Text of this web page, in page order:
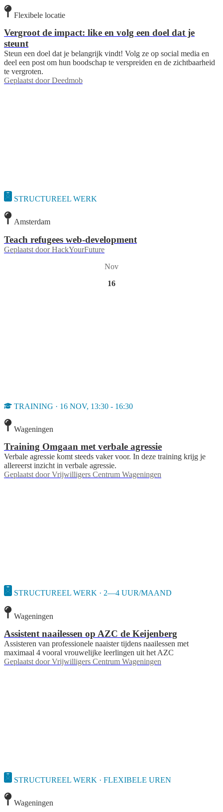
Flexibele locatie
Vergroot de impact: like en volg een doel dat je
steunt
Steun een doel dat je belangrijk vindt! Volg ze op social media en
deel een post om hun boodschap te verspreiden en de zichtbaarheid
te vergroten.
Geplaatst door Deedmob
STRUCTUREEL WERK
Amsterdam
Teach refugees web-development
Geplaatst door HackYourFuture
Nov
16
TRAINING · 16 NOV, 13:30 - 16:30
Wageningen
Training Omgaan met verbale agressie
Verbale agressie komt steeds vaker voor. In deze training krijg je
allereerst inzicht in verbale agressie.
Geplaatst door Vrijwilligers Centrum Wageningen
STRUCTUREEL WERK · 2—4 UUR/MAAND
Wageningen
Assistent naailessen op AZC de Keijenberg
Assisteren van professionele naaister tijdens naailessen met
maximaal 4 vooral vrouwelijke leerlingen uit het AZC
Geplaatst door Vrijwilligers Centrum Wageningen
STRUCTUREEL WERK · FLEXIBELE UREN
Wageningen